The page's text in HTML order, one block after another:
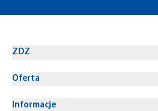
ZDZ
Oferta
Informacje